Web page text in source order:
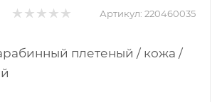
Артикул: 220460035
плетеный / кожа /